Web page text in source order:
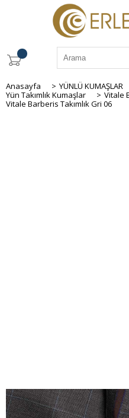
Anasayfa > YÜNLÜ KUMAŞLAR
Yün Takımlık Kumaşlar
> Vitale
Vitale Barberis Takımlık Gri 06